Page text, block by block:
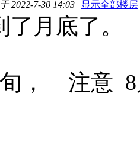
2022-7-30 14:03 | 显示全部楼层
了月底了。
， 注意 8